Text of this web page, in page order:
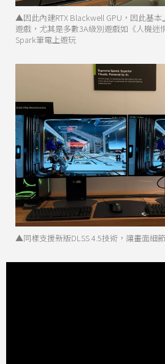
▲因此內建RTX Blackwell GPU，因此基
遊戲，尤其是多數3A級別遊戲如《人機迷
Spark筆電上遊玩
▲同樣支援新版DLSS 4.5技術，讓畫面細